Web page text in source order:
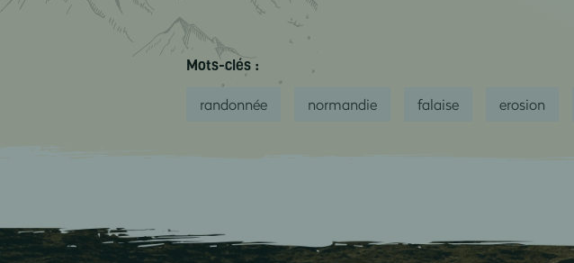
Mots-clés :
randonnée normandie falaise erosion